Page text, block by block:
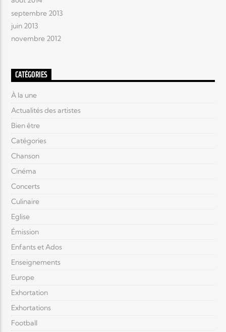
septembre 2013
juin 2013
novembre 2012
CATÉGORIES
À la une
Actualités des artistes
Bien être
Catégories
Chanson
Cinéma
Concerts
Culinaire
Eglise
Émission
Enfants et Ados
Enseignements
Europe
Exhortation
Exhortations
Football